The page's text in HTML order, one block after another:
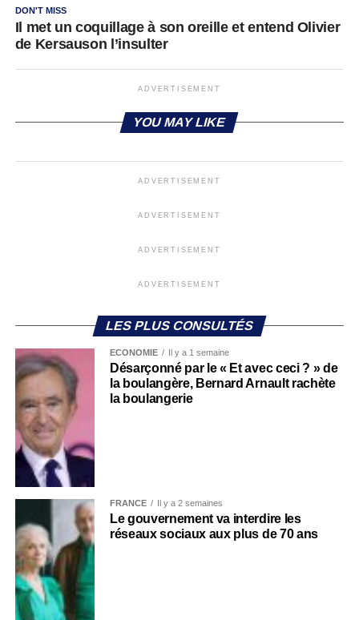
DON'T MISS
Il met un coquillage à son oreille et entend Olivier
de Kersauson l’insulter
ADVERTISEMENT
YOU MAY LIKE
ADVERTISEMENT
ADVERTISEMENT
ADVERTISEMENT
ADVERTISEMENT
LES PLUS CONSULTÉS
ECONOMIE Il y a 1 semaine
Désarçonné par le « Et avec ceci ? » de
la boulangère, Bernard Arnault rachète
la boulangerie
FRANCE Il y a 2 semaines
Le gouvernement va interdire les
réseaux sociaux aux plus de 70 ans